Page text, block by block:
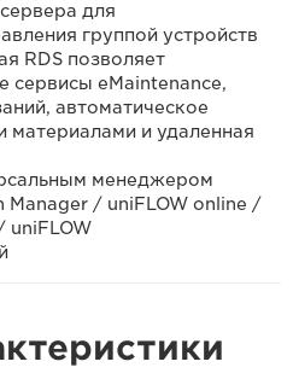
для
группой устройств
RDS позволяет
сервисы eMaintenance,
автоматическое
материалами и удаленная
менеджером
Manager / uniFLOW online /
uniFLOW